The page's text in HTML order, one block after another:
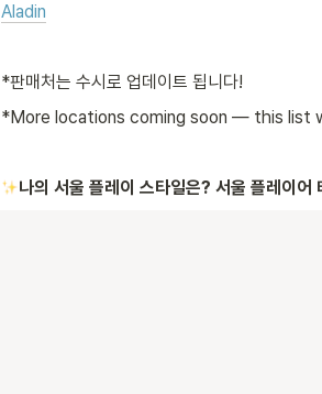
Aladin
*판매처는 수시로 업데이트 됩니다!
*More locations coming soon — this list
나의 서울 플레이 스타일은? 서울 플레이어